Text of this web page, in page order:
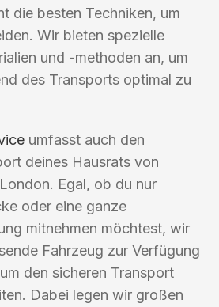
die besten Techniken, um
Wir bieten spezielle
und -methoden an, um
des Transports optimal zu
umfasst auch den
deines Hausrats von
Egal, ob du nur
oder eine ganze
mitnehmen möchtest, wir
Fahrzeug zur Verfügung
den sicheren Transport
Dabei legen wir großen